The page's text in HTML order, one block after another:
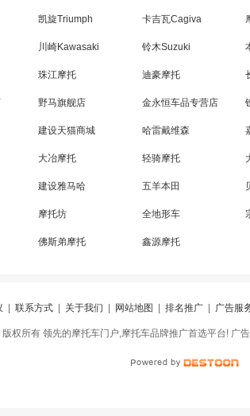
凯旋Triumph 卡吉瓦Cagiva
川崎Kawasaki 铃木Suzuki
珠江摩托 迪豪摩托
野马旗舰店 金永恒车品专营店
建设天猫商城 哈雷戴维森
大冶摩托 轻骑摩托
建设雅马哈 五羊本田
摩托坊 全地形车
佛斯弟摩托 鑫源摩托
联系方式 关于我们 网站地图 排名推广 广告服
权所有 领先的摩托车门户,摩托车品牌推广首选平台! 广